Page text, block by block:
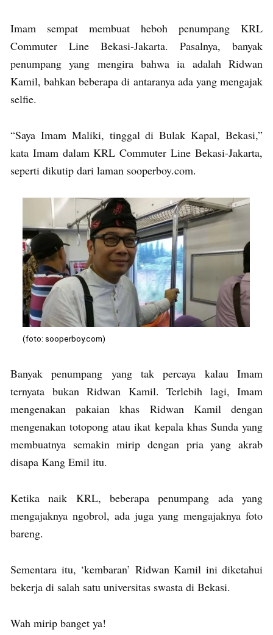
Imam sempat membuat heboh penumpang KRL
Commuter Line Bekasi-Jakarta. Pasalnya, banyak
penumpang yang mengira bahwa ia adalah Ridwan
Kamil, bahkan beberapa di antaranya ada yang mengajak
selfie.
“Saya Imam Maliki, tinggal di Bulak Kapal, Bekasi,”
kata Imam dalam KRL Commuter Line Bekasi-Jakarta,
seperti dikutip dari laman sooperboy.com.
(foto: sooperboy.com)
Banyak penumpang yang tak percaya kalau Imam
ternyata bukan Ridwan Kamil. Terlebih lagi, Imam
mengenakan pakaian khas Ridwan Kamil dengan
mengenakan totopong atau ikat kepala khas Sunda yang
membuatnya semakin mirip dengan pria yang akrab
disapa Kang Emil itu.
Ketika naik KRL, beberapa penumpang ada yang
mengajaknya ngobrol, ada juga yang mengajaknya foto
bareng.
Sementara itu, ‘kembaran’ Ridwan Kamil ini diketahui
bekerja di salah satu universitas swasta di Bekasi.
Wah mirip banget ya!